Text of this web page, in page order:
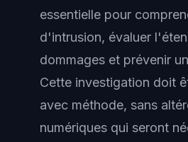
essentielle pour
d'intrusion, évaluer
dommages et prévenir
Cette investigation doit
avec méthode, sans
numériques qui seront